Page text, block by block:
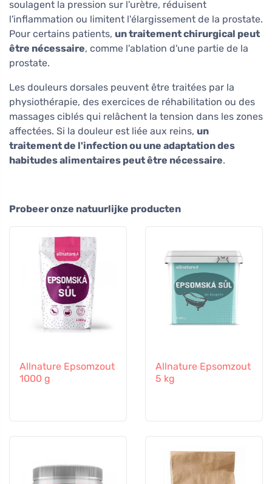
soulagent la pression sur l'urètre, réduisent
l'inflammation ou limitent l'élargissement de la prostate.
Pour certains patients, un traitement chirurgical peut
être nécessaire, comme l'ablation d'une partie de la
prostate.
Les douleurs dorsales peuvent être traitées par la
physiothérapie, des exercices de réhabilitation ou des
massages ciblés qui relâchent la tension dans les zones
affectées. Si la douleur est liée aux reins, un
traitement de l'infection ou une adaptation des
habitudes alimentaires peut être nécessaire.
Probeer onze natuurlijke producten
Allnature Epsomzout
1000 g
Allnature Epsomzout
5 kg